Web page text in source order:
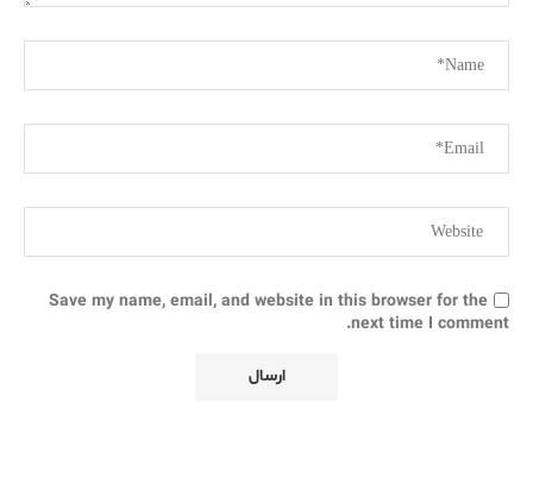
Save my name, email, and website in this browser for the
next time I comment.